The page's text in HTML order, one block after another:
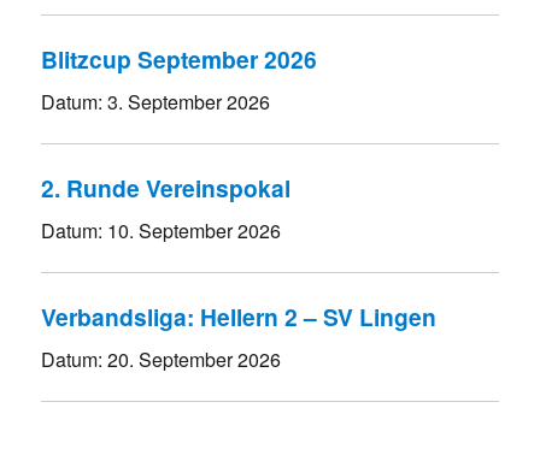
Blitzcup September 2026
Datum:3. September 2026
2. Runde Vereinspokal
Datum: 10. September 2026
Verbandsliga: Hellern 2 – SV Lingen
Datum:20. September 2026